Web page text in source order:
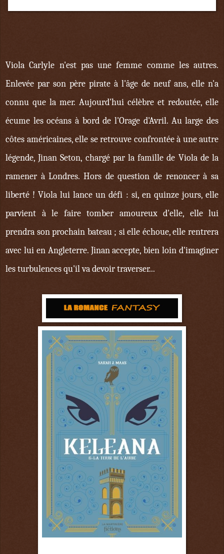
Viola Carlyle n'est pas une femme comme les autres.
Enlevée par son père pirate à l'âge de neuf ans, elle n'a
connu que la mer. Aujourd'hui célèbre et redoutée, elle
écume les océans à bord de l'Orage d'Avril. Au large des
côtes américaines, elle se retrouve confrontée à une autre
légende, Jinan Seton, chargé par la famille de Viola de la
ramener à Londres. Hors de question de renoncer à sa
liberté ! Viola lui lance un défi : si, en quinze jours, elle
parvient à le faire tomber amoureux d'elle, elle lui
prendra son prochain bateau ; si elle échoue, elle rentrera
avec lui en Angleterre. Jinan accepte, bien loin d'imaginer
les turbulences qu'il va devoir traverser...